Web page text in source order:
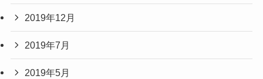
2019年12月
2019年7月
2019年5月